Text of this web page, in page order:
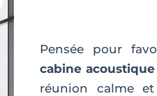
Pensée pour
cabine
réunion calme